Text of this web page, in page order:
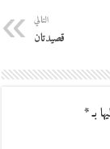
التالي
قصيدتان
بـ*